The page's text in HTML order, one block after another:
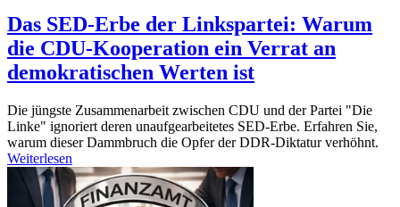
Das SED-Erbe der Linkspartei: Warum
die CDU-Kooperation ein Verrat an
demokratischen Werten ist
Die jüngste Zusammenarbeit zwischen CDU und der Partei "Die
Linke" ignoriert deren unaufgearbeitetes SED-Erbe. Erfahren Sie,
warum dieser Dammbruch die Opfer der DDR-Diktatur verhöhnt.
Weiterlesen